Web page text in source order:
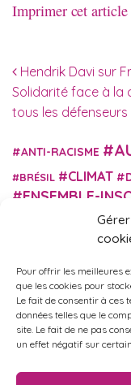
Pour offrir les meilleures
que les cookies pour
Le fait de consentir à ces
données telles que le
site. Le fait de ne pas
un effet négatif sur
Imprimer cet article
Navigation
Hendrik Davi sur
Solidarité face à la
tous les défenseurs
ANTI-RACISME
BRÉSIL CLIMAT
ENSEMBLE-
EUROPE
FRANCE
HISTOIRE
MACRON MARTIN
MUNICIPALES
OCCITANIE PORTUGAL